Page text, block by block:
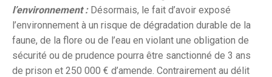
l’environnement : Désormais, le fait d’avoir exposé
l’environnement à un risque de dégradation durable de la
faune, de la flore ou de l’eau en violant une obligation de
sécurité ou de prudence pourra être sanctionné de 3 ans
de prison et 250 000 € d’amende. Contrairement au délit